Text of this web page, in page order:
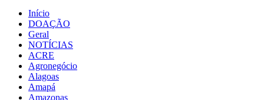
Início
DOAÇÃO
Geral
NOTÍCIAS
ACRE
Agronegócio
Alagoas
Amapá
Amazonas